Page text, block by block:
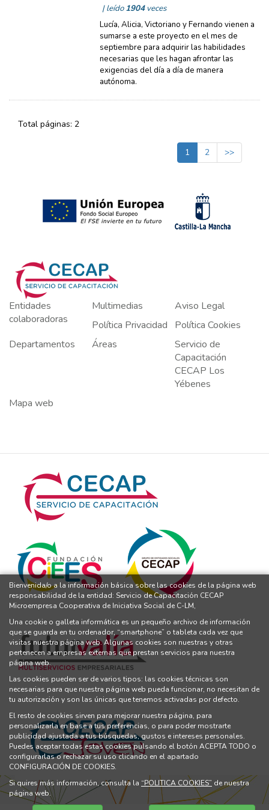
| leído1904veces
Lucía, Alicia, Victoriano y Fernando vienen a
sumarse a este proyecto en el mes de
septiembre para adquirir las habilidades
necesarias que les hagan afrontar las
exigencias del día a día de manera
autónoma.
Total páginas: 2
1 2 >>
Entidades
colaboradoras
Multimedias
Aviso Legal
Política Privacidad
Política Cookies
Departamentos
Áreas
Servicio de
Capacitación
CECAP Los
Yébenes
Mapa web
Bienvenida/o a la información básica sobre las cookies de la página web
responsabilidad de la entidad: Servicio de Capacitación CECAP
Microempresa Cooperativa de Iniciativa Social de C-LM,
Una cookie o galleta informática es un pequeño archivo de información
que se guarda en tu ordenador, “smartphone” o tableta cada vez que
visitas nuestra página web. Algunas cookies son nuestras y otras
pertenecen a empresas externas que prestan servicios para nuestra
página web.
Las cookies pueden ser de varios tipos: las cookies técnicas son
necesarias para que nuestra página web pueda funcionar, no necesitan de
tu autorización y son las únicas que tenemos activadas por defecto.
El resto de cookies sirven para mejorar nuestra página, para
personalizarla en base a tus preferencias, o para poder mostrarte
publicidad ajustada a tus búsquedas, gustos e intereses personales.
Puedes aceptar todas estas cookies pulsando el botón ACEPTA TODO o
configurarlas o rechazar su uso clicando en el apartado
CONFIGURACIÓN DE COOKIES.
Si quires más información, consulta la “POLITICA COOKIES” de nuestra
página web.